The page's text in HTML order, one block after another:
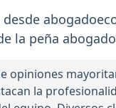
la peña
opiniones
la